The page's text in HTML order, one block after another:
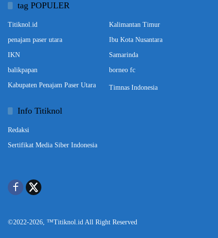
tag POPULER
Titiknol.id Kalimantan Timur
penajam paser utara Ibu Kota Nusantara
IKN Samarinda
balikpapan borneo fc
Kabupaten Penajam Paser Utara Timnas Indonesia
Info Titiknol
Redaksi
Sertifikat Media Siber Indonesia
©2022-2026, ™Titiknol.id All Right Reserved